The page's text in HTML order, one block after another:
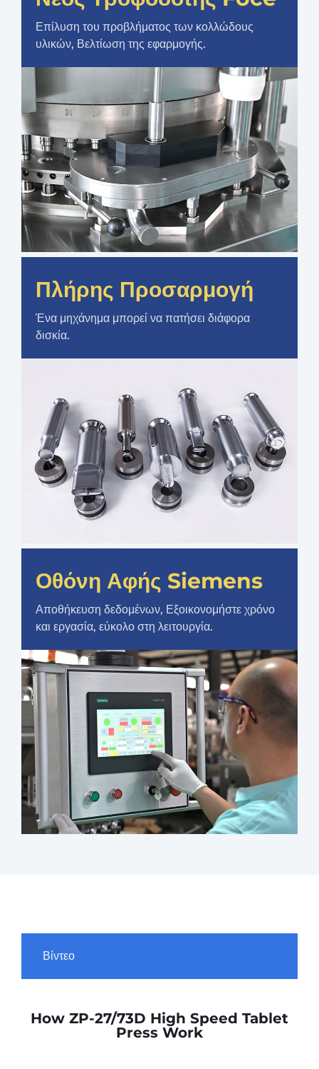
Επίλυση του προβλήματος των κολλώδους
υλικών, Βελτίωση της εφαρμογής.
Πλήρης Προσαρμογή
Ένα μηχάνημα μπορεί να πατήσει διάφορα
δισκία.
Οθόνη Αφής Siemens
Αποθήκευση δεδομένων, Εξοικονομήστε χρόνο
και εργασία, εύκολο στη λειτουργία.
Βίντεο
How ZP-27/73D High Speed Tablet
Press Work